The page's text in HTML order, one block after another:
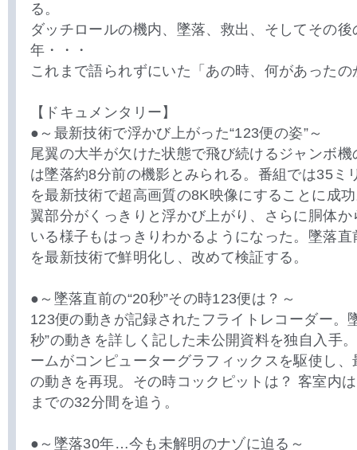
る。
ダッチロールの機内、墜落、救出、そしてその後
年・・・
これまで語られずにいた「あの時、何があった
【ドキュメンタリー】
●～最新技術で浮かび上がった“123便の姿”～
尾翼の大半が欠けた状態で飛び続けるジャンボ
は墜落約8分前の機影とみられる。番組では35ミ
を最新技術で超高画質の8K映像にすることに成
翼部分がくっきりと浮かび上がり、さらに胴体
いる様子もはっきりわかるようになった。墜落
を最新技術で鮮明化し、改めて検証する。
●～墜落直前の“20秒”その時123便は？～
123便の動きが記録されたフライトレコーダー。
秒”の動きを詳しく記した未公開資料を独自入手
ームがコンピューターグラフィックスを駆使し
の動きを再現。その時コックピットは？ 客室内
までの32分間を追う。
●～墜落30年…今も未解明のナゾに迫る～